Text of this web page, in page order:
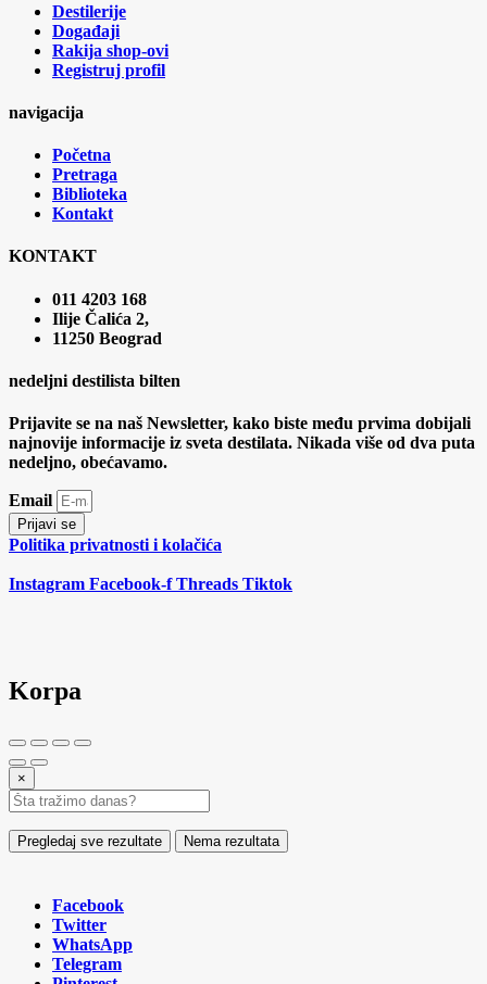
Destilerije
Događaji
Rakija shop-ovi
Registruj profil
navigacija
Početna
Pretraga
Biblioteka
Kontakt
KONTAKT
011 4203 168
Ilije Čalića 2,
11250 Beograd
nedeljni destilista bilten
Prijavite se na naš Newsletter, kako biste među prvima dobijali
najnovije informacije iz sveta destilata. Nikada više od dva puta
nedeljno, obećavamo.
Email
Prijavi se
Politika privatnosti i kolačića
Instagram Facebook-f Threads Tiktok
Korpa
×
Pregledaj sve rezultate Nema rezultata
Facebook
Twitter
WhatsApp
Telegram